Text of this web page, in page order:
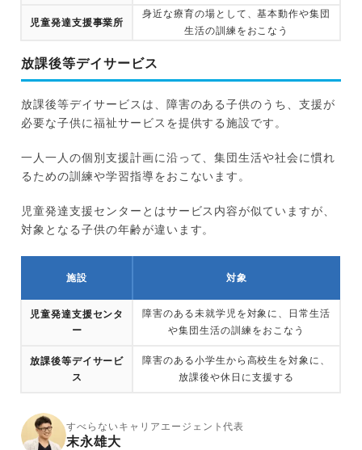
児童発達支援事業所
身近な療育の場として、基本動作や集団
生活の訓練をおこなう
放課後等デイサービス
放課後等デイサービスは、障害のある子供のうち、支援が
必要な子供に福祉サービスを提供する施設です。
一人一人の個別支援計画に沿って、集団生活や社会に慣れ
るための訓練や学習指導をおこないます。
児童発達支援センターとはサービス内容が似ていますが、
対象となる子供の年齢が違います。
施設 対象
児童発達支援センタ
ー
障害のある未就学児を対象に、日常生活
や集団生活の訓練をおこなう
放課後等デイサービ
ス
障害のある小学生から高校生を対象に、
放課後や休日に支援する
すべらないキャリアエージェント代表
末永雄大